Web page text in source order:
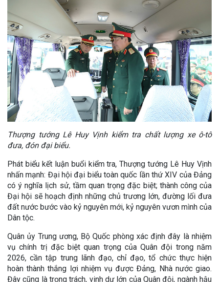
Thượng tướng Lê Huy Vịnh kiểm tra chất lượng xe ô-tô
đưa, đón đại biểu.
Phát biểu kết luận buổi kiểm tra, Thượng tướng Lê Huy Vịnh
nhấn mạnh: Đại hội đại biểu toàn quốc lần thứ XIV của Đảng
có ý nghĩa lịch sử, tầm quan trọng đặc biệt; thành công của
Đại hội sẽ hoạch định những chủ trương lớn, đường lối đưa
đất nước bước vào kỷ nguyên mới, kỷ nguyên vươn mình của
Dân tộc.
Quân ủy Trung ương, Bộ Quốc phòng xác định đây là nhiệm
vụ chính trị đặc biệt quan trọng của Quân đội trong năm
2026, cần tập trung lãnh đạo, chỉ đạo, tổ chức thực hiện
hoàn thành thắng lợi nhiệm vụ được Đảng, Nhà nước giao.
Đây cũng là trọng trách, vinh dự lớn của Quân đội, ngành hậu